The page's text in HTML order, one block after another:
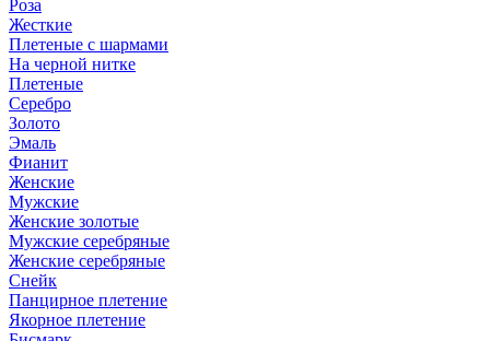
Роза
Жесткие
Плетеные с шармами
На черной нитке
Плетеные
Серебро
Золото
Эмаль
Фианит
Женские
Мужские
Женские золотые
Мужские серебряные
Женские серебряные
Снейк
Панцирное плетение
Якорное плетение